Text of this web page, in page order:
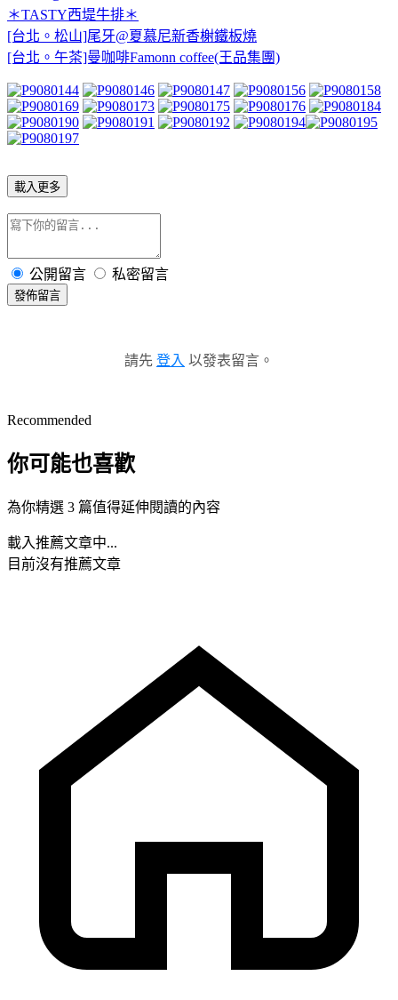
＊TASTY西堤牛排＊
[台北。松山]尾牙@夏慕尼新香榭鐵板燒
[台北。午茶]曼咖啡Famonn coffee(王品集團)
載入更多
公開留言 私密留言
發佈留言
請先 登入 以發表留言。
Recommended
你可能也喜歡
為你精選 3 篇值得延伸閱讀的內容
載入推薦文章中...
目前沒有推薦文章